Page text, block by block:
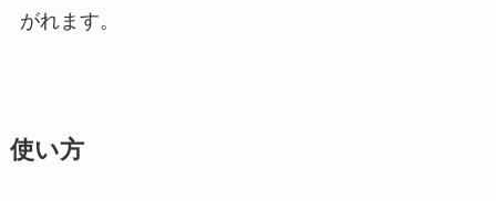
がれます。
使い方